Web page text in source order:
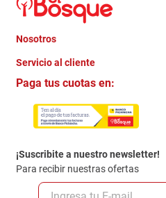
Nosotros
Quienes somos
Trabaja con Nosotros
Contacto
Servicio al cliente
Crédito Directo
Garantia
Politica de Privacidad
Políticas y condiciones GiftCard
Paga tus cuotas en:
¡Suscribite a nuestro newsletter!
Para recibir nuestras ofertas